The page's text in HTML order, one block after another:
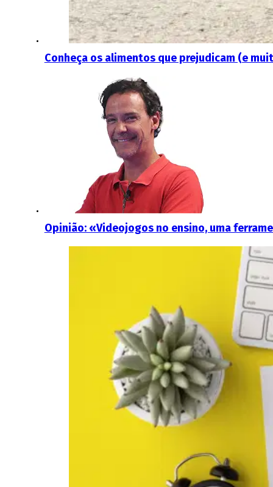
Conheça os alimentos que prejudicam (e
Opinião: «Videojogos no ensino, uma